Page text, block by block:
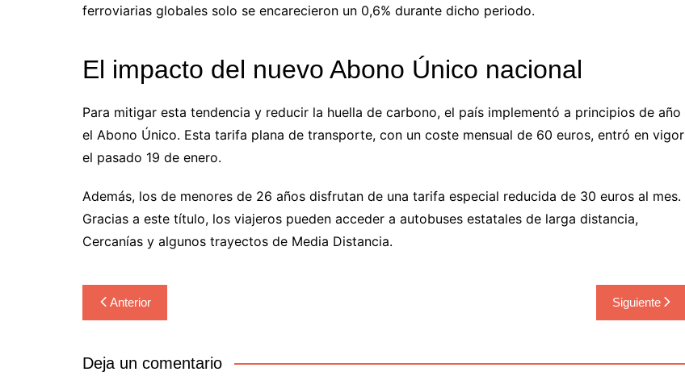
ferroviarias globales solo se encarecieron un 0,6% durante dicho periodo.
El impacto del nuevo Abono Único nacional
Para mitigar esta tendencia y reducir la huella de carbono, el país implementó a principios de año
el Abono Único. Esta tarifa plana de transporte, con un coste mensual de 60 euros, entró en vigor
el pasado 19 de enero.
Además, los de menores de 26 años disfrutan de una tarifa especial reducida de 30 euros al mes.
Gracias a este título, los viajeros pueden acceder a autobuses estatales de larga distancia,
Cercanías y algunos trayectos de Media Distancia.
Navegación
de
entradas
Anterior Siguiente
Deja un comentario